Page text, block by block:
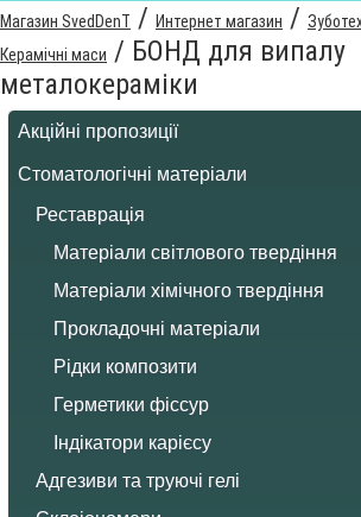
Магазин SvedDenT / Интернет магазин /
Керамічні маси / БОНД для випалу
металокераміки
Акційні пропозиції
Стоматологічні матеріали
Реставрація
Матеріали світлового твердіння
Матеріали хімічного твердіння
Прокладочні матеріали
Рідки композити
Герметики фіссур
Індікатори карієсу
Адгезиви та труючі гелі